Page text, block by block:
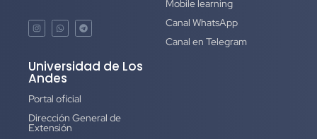
Mobile learning
Canal WhatsApp
Canal en Telegram
Universidad de Los
Andes
Portal oficial
Dirección General de
Extensión